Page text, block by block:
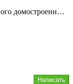
домостроения.
Написать